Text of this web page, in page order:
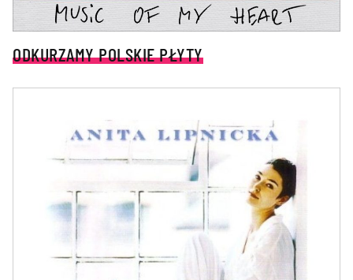
ODKURZAMY POLSKIE PŁYTY